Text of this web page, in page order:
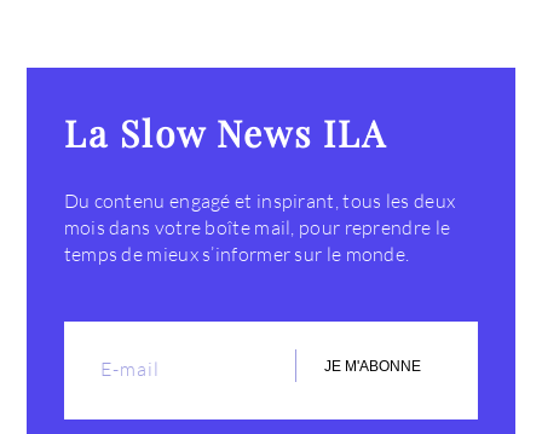
La Slow News ILA
Du contenu engagé et inspirant, tous les deux
mois dans votre boîte mail, pour reprendre le
temps de mieux s’informer sur le monde.
JE M'ABONNE